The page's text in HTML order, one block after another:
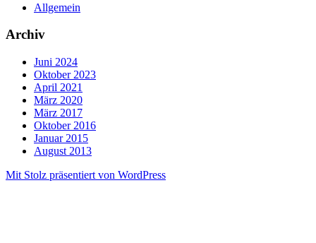
Allgemein
Archiv
Juni 2024
Oktober 2023
April 2021
März 2020
März 2017
Oktober 2016
Januar 2015
August 2013
Mit Stolz präsentiert von WordPress